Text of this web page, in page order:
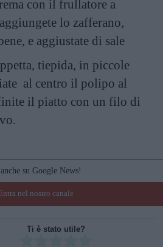
con il frullatore a
lo zafferano,
e aggiustate di sale
tiepida, in piccole
al centro il polipo al
il piatto con un filo di
su Google News!
Entra nel nostro canale
Ti è stato utile?